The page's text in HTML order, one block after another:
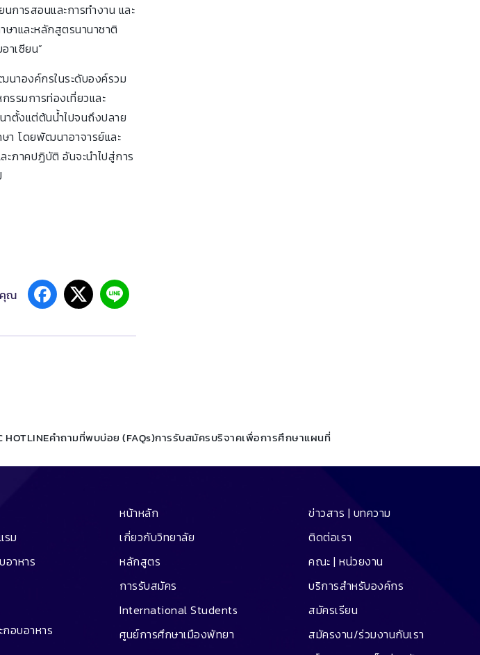
การสอนและการทำงาน และ
และหลักสูตรนานาชาติ
าเซียน”
าองค์กรในระดับองค์รวม
รรมการท่องเที่ยวและ
าตั้งแต่ต้นน้ำไปจนถึงปลาย
า โดยพัฒนาอาจารย์และ
ภาคปฏิบัติ อันจะนำไปสู่การ
คุณ
HOTLINEคำถามที่พบบ่อย (FAQs)การรับสมัครบริจาคเพื่อการศึกษาแผนที่
ม
าหาร
อบอาหาร
หน้าหลัก
เกี่ยวกับวิทยาลัย
หลักสูตร
การรับสมัคร
International Students
ศูนย์การศึกษาเมืองพัทยา
ข่าวสาร | บทความ
ติดต่อเรา
คณะ | หน่วยงาน
บริการสำหรับองค์กร
สมัครเรียน
สมัครงาน/ร่วมงานกับเรา